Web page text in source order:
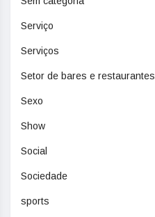
Serviço
Serviços
Setor de bares e restaurantes
Sexo
Show
Social
Sociedade
sports